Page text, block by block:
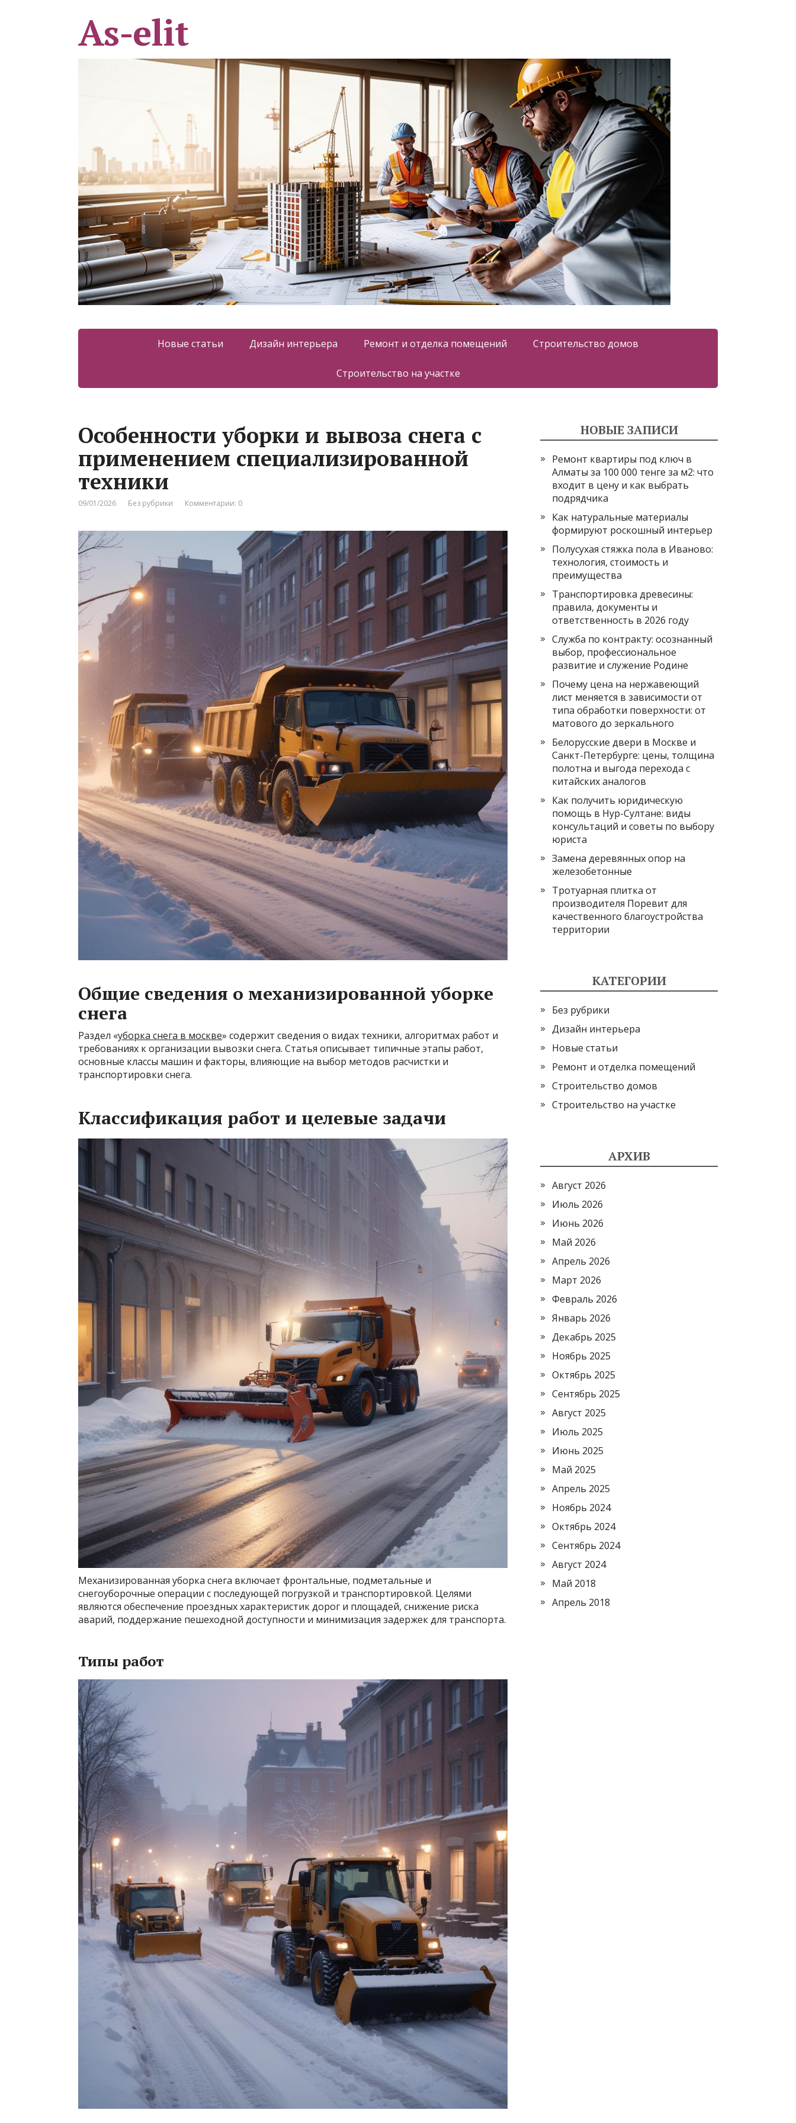
As-elit
Новые статьи Дизайн интерьера Ремонт и отделка помещений Строительство домов
Строительство на участке
Особенности уборки и вывоза снега с
применением специализированной
техники
09/01/2026 Без рубрики Комментарии: 0
Общие сведения о механизированной уборке
снега
Раздел «уборка снега в москве» содержит сведения о видах техники, алгоритмах работ и
требованиях к организации вывозки снега. Статья описывает типичные этапы работ,
основные классы машин и факторы, влияющие на выбор методов расчистки и
транспортировки снега.
Классификация работ и целевые задачи
Механизированная уборка снега включает фронтальные, подметальные и
снегоуборочные операции с последующей погрузкой и транспортировкой. Целями
являются обеспечение проездных характеристик дорог и площадей, снижение риска
аварий, поддержание пешеходной доступности и минимизация задержек для транспорта.
Типы работ
НОВЫЕ ЗАПИСИ
Ремонт квартиры под ключ в
Алматы за 100 000 тенге за м2: что
входит в цену и как выбрать
подрядчика
Как натуральные материалы
формируют роскошный интерьер
Полусухая стяжка пола в Иваново:
технология, стоимость и
преимущества
Транспортировка древесины:
правила, документы и
ответственность в 2026 году
Служба по контракту: осознанный
выбор, профессиональное
развитие и служение Родине
Почему цена на нержавеющий
лист меняется в зависимости от
типа обработки поверхности: от
матового до зеркального
Белорусские двери в Москве и
Санкт-Петербурге: цены, толщина
полотна и выгода перехода с
китайских аналогов
Как получить юридическую
помощь в Нур-Султане: виды
консультаций и советы по выбору
юриста
Замена деревянных опор на
железобетонные
Тротуарная плитка от
производителя Поревит для
качественного благоустройства
территории
КАТЕГОРИИ
Без рубрики
Дизайн интерьера
Новые статьи
Ремонт и отделка помещений
Строительство домов
Строительство на участке
АРХИВ
Август 2026
Июль 2026
Июнь 2026
Май 2026
Апрель 2026
Март 2026
Февраль 2026
Январь 2026
Декабрь 2025
Ноябрь 2025
Октябрь 2025
Сентябрь 2025
Август 2025
Июль 2025
Июнь 2025
Май 2025
Апрель 2025
Ноябрь 2024
Октябрь 2024
Сентябрь 2024
Август 2024
Май 2018
Апрель 2018